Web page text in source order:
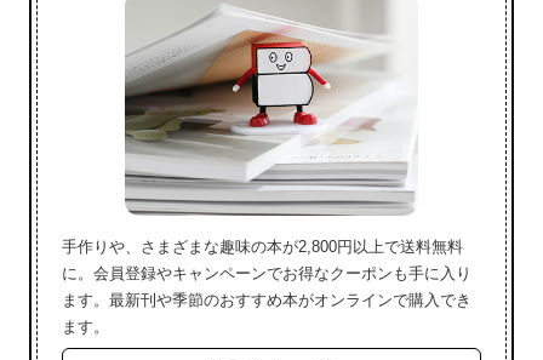
手作りや、さまざまな趣味の本が2,800円以上で送料無料
に。会員登録やキャンペーンでお得なクーポンも手に入り
ます。最新刊や季節のおすすめ本がオンラインで購入でき
ます。